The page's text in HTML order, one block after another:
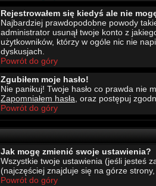
Rejestrowałem się kiedyś ale nie
Najbardziej prawdopodobne powody
administrator usunął twoje konto z
użytkowników, którzy w ogóle nic nie
dyskusjach.
Powrót do góry
Zgubiłem moje hasło!
Nie panikuj! Twoje hasło co prawda nie
Zapomniałem hasła , oraz postępuj
Powrót do góry
Jak mogę zmienić swoje ustawienia?
Wszystkie twoje ustawienia (jeśli jesteś
(najczęściej znajduje się na górze
Powrót do góry